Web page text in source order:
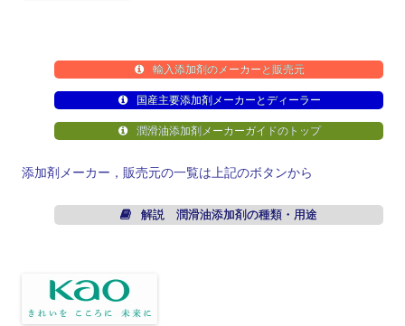
輸入添加剤のメーカーと販売元
国産主要添加剤メーカーとディーラー
潤滑油添加剤メーカーガイドのトップ
添加剤メーカー，販売元の一覧は上記のボタンから
解説 潤滑油添加剤の種類・用途